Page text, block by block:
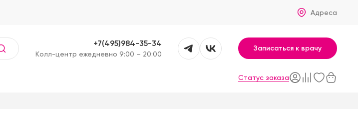
Адреса
+7(495)984-35-34
Kолл-центр ежедневно 9:00 – 20:00
Записаться к врачу
Статус заказа